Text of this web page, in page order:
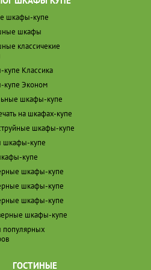
шкафы-купе
шкафы
классичекие
Классика
Эконом
шкафы-купе
на шкафах-купе
шкафы-купе
шкафы-купе
купе
шкафы-купе
шкафы-купе
шкафы-купе
шкафы-купе
ГОСТИНЫЕ